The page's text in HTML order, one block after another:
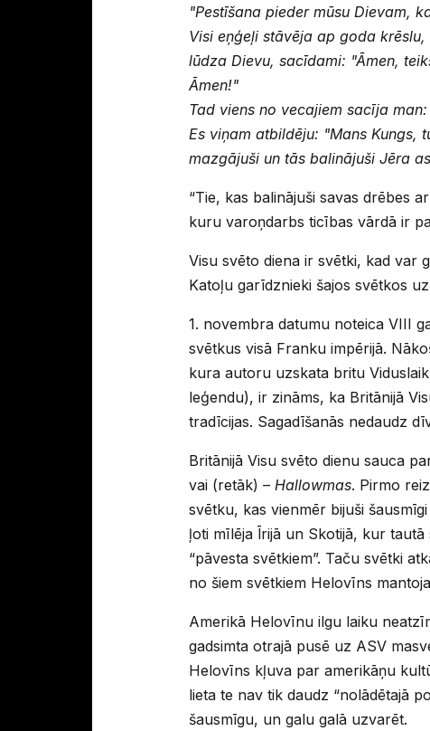
"Pestīšana pieder mūsu Dievam,
Visi eņģeļi stāvēja ap goda
lūdza Dievu, sacīdami: "Āmen,
Āmen!"
Tad viens no vecajiem sacīja
Es viņam atbildēju: "Mans Kungs,
mazgājuši un tās balinājuši Jēra
“Tie, kas balinājuši savas drēbes
kuru varoņdarbs ticības vārdā ir
Visu svēto diena ir svētki, kad var
Katoļu garīdznieki šajos svētkos
1. novembra datumu noteica VIII
svētkus visā Franku impērijā.
kura autoru uzskata britu
leģendu), ir zināms, ka Britānijā
tradīcijas. Sagadīšanās nedaudz
Britānijā Visu svēto dienu sauca
vai (retāk) – Hallowmas. Pirmo
svētku, kas vienmēr bijuši
ļoti mīlēja Īrijā un Skotijā, kur
“pāvesta svētkiem”. Taču svētki
no šiem svētkiem Helovīns
Amerikā Helovīnu ilgu laiku
gadsimta otrajā pusē uz ASV
Helovīns kļuva par amerikāņu
lieta te nav tik daudz “nolādētajā
šausmīgu, un galu galā uzvarēt.